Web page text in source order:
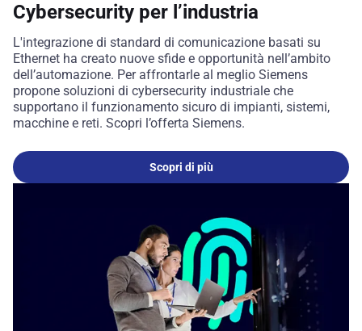
Cybersecurity per l’industria
L'integrazione di standard di comunicazione basati su
Ethernet ha creato nuove sfide e opportunità nell’ambito
dell’automazione. Per affrontarle al meglio Siemens
propone soluzioni di cybersecurity industriale che
supportano il funzionamento sicuro di impianti, sistemi,
macchine e reti. Scopri l’offerta Siemens.
Scopri di più